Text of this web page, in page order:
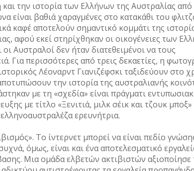
την ιστορία των Ελλήνων της Αυστραλίας από
είναι βαθιά χαραγμένες στο κατακάθι του
καφέ αποτελούν σημαντικό κομμάτι της
αφού εκεί στηρίχθηκαν οι οικογένειες των
Αυστραλοί δεν ήταν διατεθειμένοι να τους
Για περισσότερες από τρεις δεκαετίες, η
Λέοναρντ Γιανιζέφσκι ταξιδεύουν στο
την ιστορία της αυστραλιανής
με τη «σχεδία» είναι πράγματι
με τίτλο «Ξενιτιά, μιλκ σέικ και τζουκ
ερευνήτρια.
Το ίντερνετ μπορεί να είναι πεδίο
όμως, είναι και ένα αποτελεσματικό
Μια ομάδα ελβετών ακτιβιστών αξιοποίησε